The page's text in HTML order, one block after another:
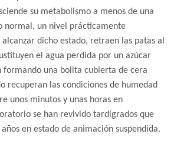
su metabolismo a menos de una
normal, un nivel prácticamente
dicho estado, retraen las patas al
el agua perdida por un azúcar
formando una bolita cubierta de cera
recuperan las condiciones de humedad
unos minutos y unas horas en
se han revivido tardígrados que
años en estado de animación suspendida.